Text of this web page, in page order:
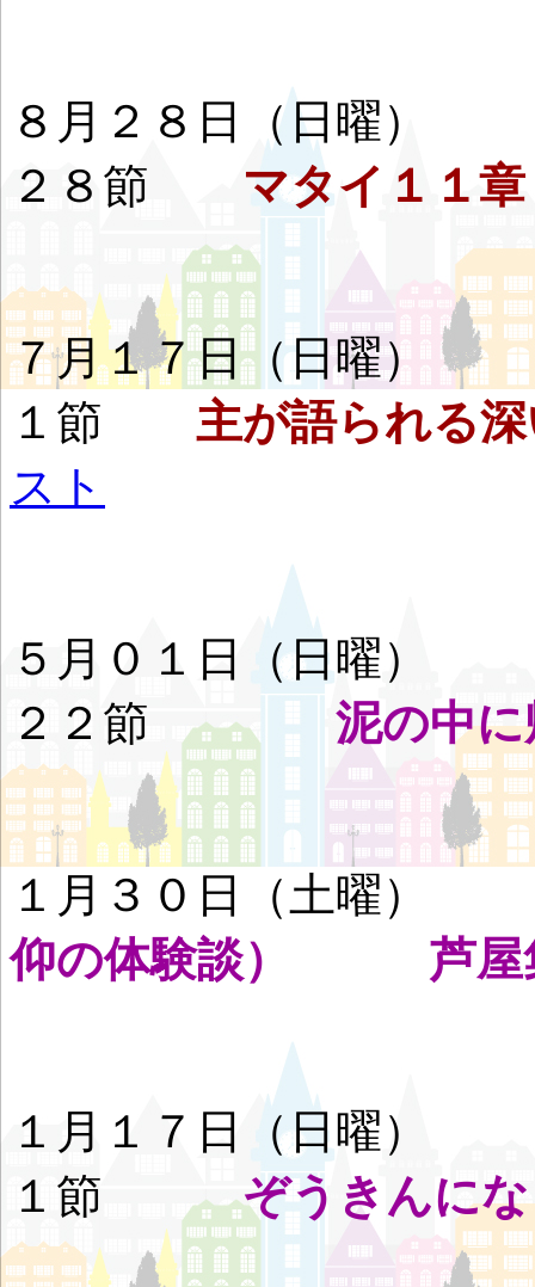
８月２８日（日曜
２８節 マタイ１１
７月１７日（日曜
１節 主が語られる
スト
５月０１日（日曜
２２節 泥の中
１月３０日（土曜
仰の体験談） 芦屋集
１月１７日（日曜
１節ぞうきんに